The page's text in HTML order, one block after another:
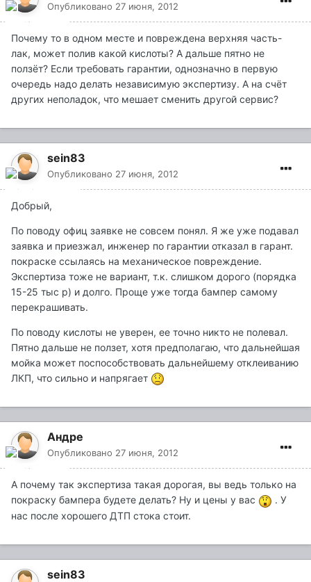
Опубликовано 27 июня, 2012
Почему то в одном месте и повреждена верхняя часть-
лак, может полив какой кислоты? А дальше пятно не
ползёт? Если требовать гарантии, однозначно в первую
очередь надо делать независимую экспертизу. А на счёт
других неполадок, что мешает сменить другой сервис?
sein83
Опубликовано 27 июня, 2012
Добрый,
По поводу офиц заявке не совсем понял. Я же уже подавал
заявка и приезжал, инженер по гарантии отказал в гарант.
покраске ссылаясь на механическое повреждение.
Экспертиза тоже не вариант, т.к. слишком дорого (порядка
15-25 тыс р) и долго. Проще уже тогда бампер самому
перекрашивать.
По поводу кислоты не уверен, ее точно никто не полевал.
Пятно дальше не ползет, хотя предполагаю, что дальнейшая
мойка может поспособствовать дальнейшему отклеиванию
ЛКП, что сильно и напрягает
Андре
Опубликовано 27 июня, 2012
А почему так экспертиза такая дорогая, вы ведь только на
покраску бампера будете делать? Ну и цены у вас
. У
нас после хорошего ДТП стока стоит.
sein83